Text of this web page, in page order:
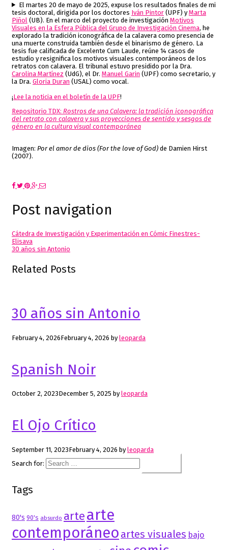
El martes 20 de mayo de 2025, expuse los resultados finales de mi
tesis doctoral, dirigida por los doctores Iván Pintor (UPF) yMarta
Piñol (UB). En el marco del proyecto de investigación Motivos
Visuales en la Esfera Pública del Grupo de Investigación Cinema, he
explorado la tradición iconográfica de la calavera como presencia de
una muerte construida también desde el binarismo de género. La
tesis fue calificada de Excelente Cum Laude, reúne 14 casos de
estudio y resignifica los motivos visuales contemporáneos de los
retratos con calavera. El tribunal estuvo presidido por la Dra.
Carolina Martínez (UdG), el Dr. Manuel Garin (UPF) como secretario, y
la Dra. Gloria Duran (USAL) como vocal.
¡Lee la noticia en el boletín de la UPF!
Repositorio TDX: Rostros de una Calavera: la tradición iconográfica
del retrato con calavera y sus proyecciones de sentido y sesgos de
género en la cultura visual contemporánea
Imagen: Por el amor de dios (For the love of God) de Damien Hirst
(2007).
Post navigation
Cátedra de Investigación y Experimentación en Cómic Finestres-
Elisava
30 años sin Antonio
Related Posts
30 años sin Antonio
February 4, 2026February 4, 2026 byleoparda
Spanish Noir
October 2, 2023December 5, 2025 byleoparda
El Ojo Crítico
September 11, 2023February 4, 2026 byleoparda
Search for:
Tags
80's 90's absurdo artearte
contemporáneo artes visuales bajo